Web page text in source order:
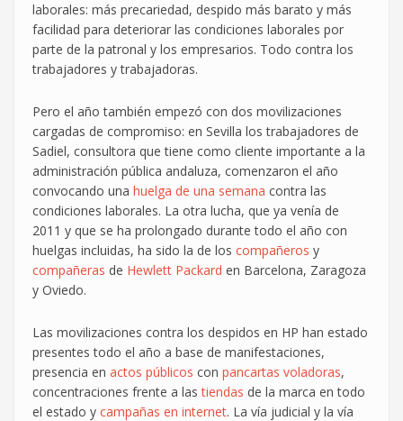
laborales: más precariedad, despido más barato y más
facilidad para deteriorar las condiciones laborales por
parte de la patronal y los empresarios. Todo contra los
trabajadores y trabajadoras.
Pero el año también empezó con dos movilizaciones
cargadas de compromiso: en Sevilla los trabajadores de
Sadiel, consultora que tiene como cliente importante a la
administración pública andaluza, comenzaron el año
convocando una huelga de una semana contra las
condiciones laborales. La otra lucha, que ya venía de
2011 y que se ha prolongado durante todo el año con
huelgas incluidas, ha sido la de los compañeros y
compañeras de Hewlett Packard en Barcelona, Zaragoza
y Oviedo.
Las movilizaciones contra los despidos en HP han estado
presentes todo el año a base de manifestaciones,
presencia en actos públicos con pancartas voladoras,
concentraciones frente a lastiendas de la marca en todo
el estado y campañas en internet. La vía judicial y la vía